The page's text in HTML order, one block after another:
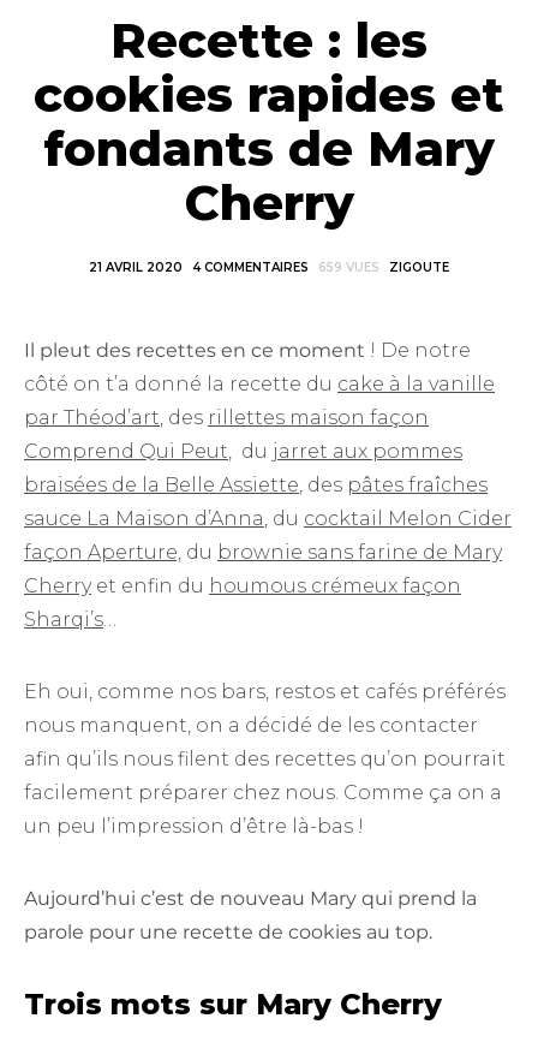
Recette : les
cookies rapides et
fondants de Mary
Cherry
21 AVRIL 2020 4 COMMENTAIRES 659 VUES ZIGOUTE
Il pleut des recettes en ce moment ! De notre
côté on t’a donné la recette du cake à la vanille
par Théod’art, des rillettes maison façon
Comprend Qui Peut, du jarret aux pommes
braisées de la Belle Assiette, des pâtes fraîches
sauce La Maison d’Anna, du cocktail Melon Cider
façon Aperture, du brownie sans farine de Mary
Cherryet enfin du houmous crémeux façon
Sharqi’s…
Eh oui, comme nos bars, restos et cafés préférés
nous manquent, on a décidé de les contacter
afin qu’ils nous filent des recettes qu’on pourrait
facilement préparer chez nous. Comme ça on a
un peu l’impression d’être là-bas !
Aujourd’hui c’est de nouveau Mary qui prend la
parole pour une recette de cookies au top.
Trois mots sur Mary Cherry